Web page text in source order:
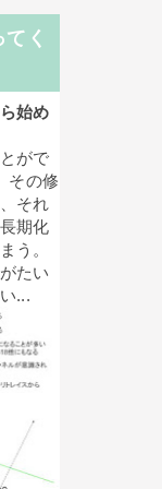
く
始め
がで
その修
それ
期化
う。
たい
...